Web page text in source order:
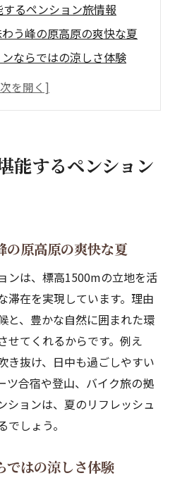
るペンション旅情報
う峰の原高原の爽快な夏
ならではの涼しさ体験
で夏でも快適に過ごす方
ョンで心地よい滞在を実
が魅力の高地ペンション
サウナで非日常を満喫す
らではのサウナ体験の魅
ションでグループサウナ
付きペンションの楽しみ
すめの高原ペンション情
能するペンション
の原高原の爽快な夏
ンは、標高1500mの立地を活
滞在を実現しています。理由
と、豊かな自然に囲まれた環
せてくれるからです。例え
き抜け、日中も過ごしやすい
ツ合宿や登山、バイク旅の拠
ションは、夏のリフレッシュ
しょう。
ではの涼しさ体験